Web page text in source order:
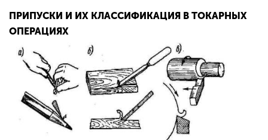
ПРИПУСКИ И ИХ КЛАССИФИКАЦИЯ В ТОКАРНЫХ
ОПЕРАЦИЯХ